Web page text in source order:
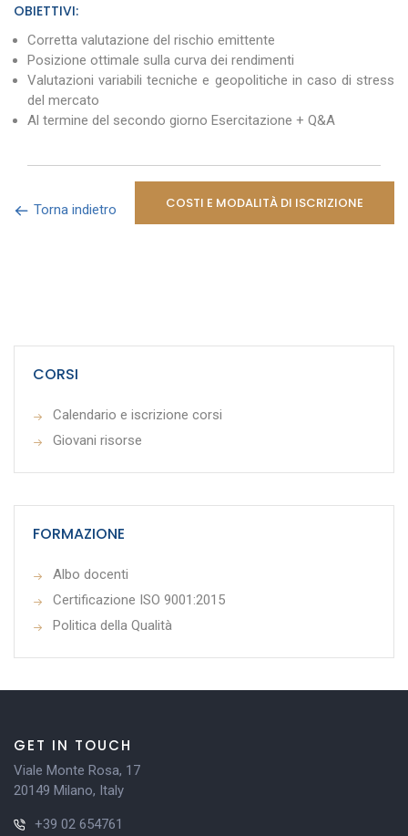
OBIETTIVI:
Corretta valutazione del rischio emittente
Posizione ottimale sulla curva dei rendimenti
Valutazioni variabili tecniche e geopolitiche in caso di stress
del mercato
Al termine del secondo giorno Esercitazione + Q&A
Torna indietro COSTI E MODALITÀ DI ISCRIZIONE
CORSI
Calendario e iscrizione corsi
Giovani risorse
FORMAZIONE
Albo docenti
Certificazione ISO 9001:2015
Politica della Qualità
GET IN TOUCH
Viale Monte Rosa, 17
20149 Milano, Italy
+39 02 654761